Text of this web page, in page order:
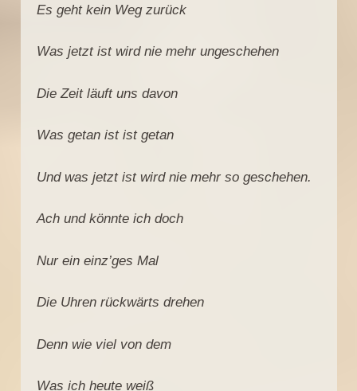
Es geht kein Weg zurück
Was jetzt ist wird nie mehr ungeschehen
Die Zeit läuft uns davon
Was getan ist ist getan
Und was jetzt ist wird nie mehr so geschehen.
Ach und könnte ich doch
Nur ein einz’ges Mal
Die Uhren rückwärts drehen
Denn wie viel von dem
Was ich heute weiß